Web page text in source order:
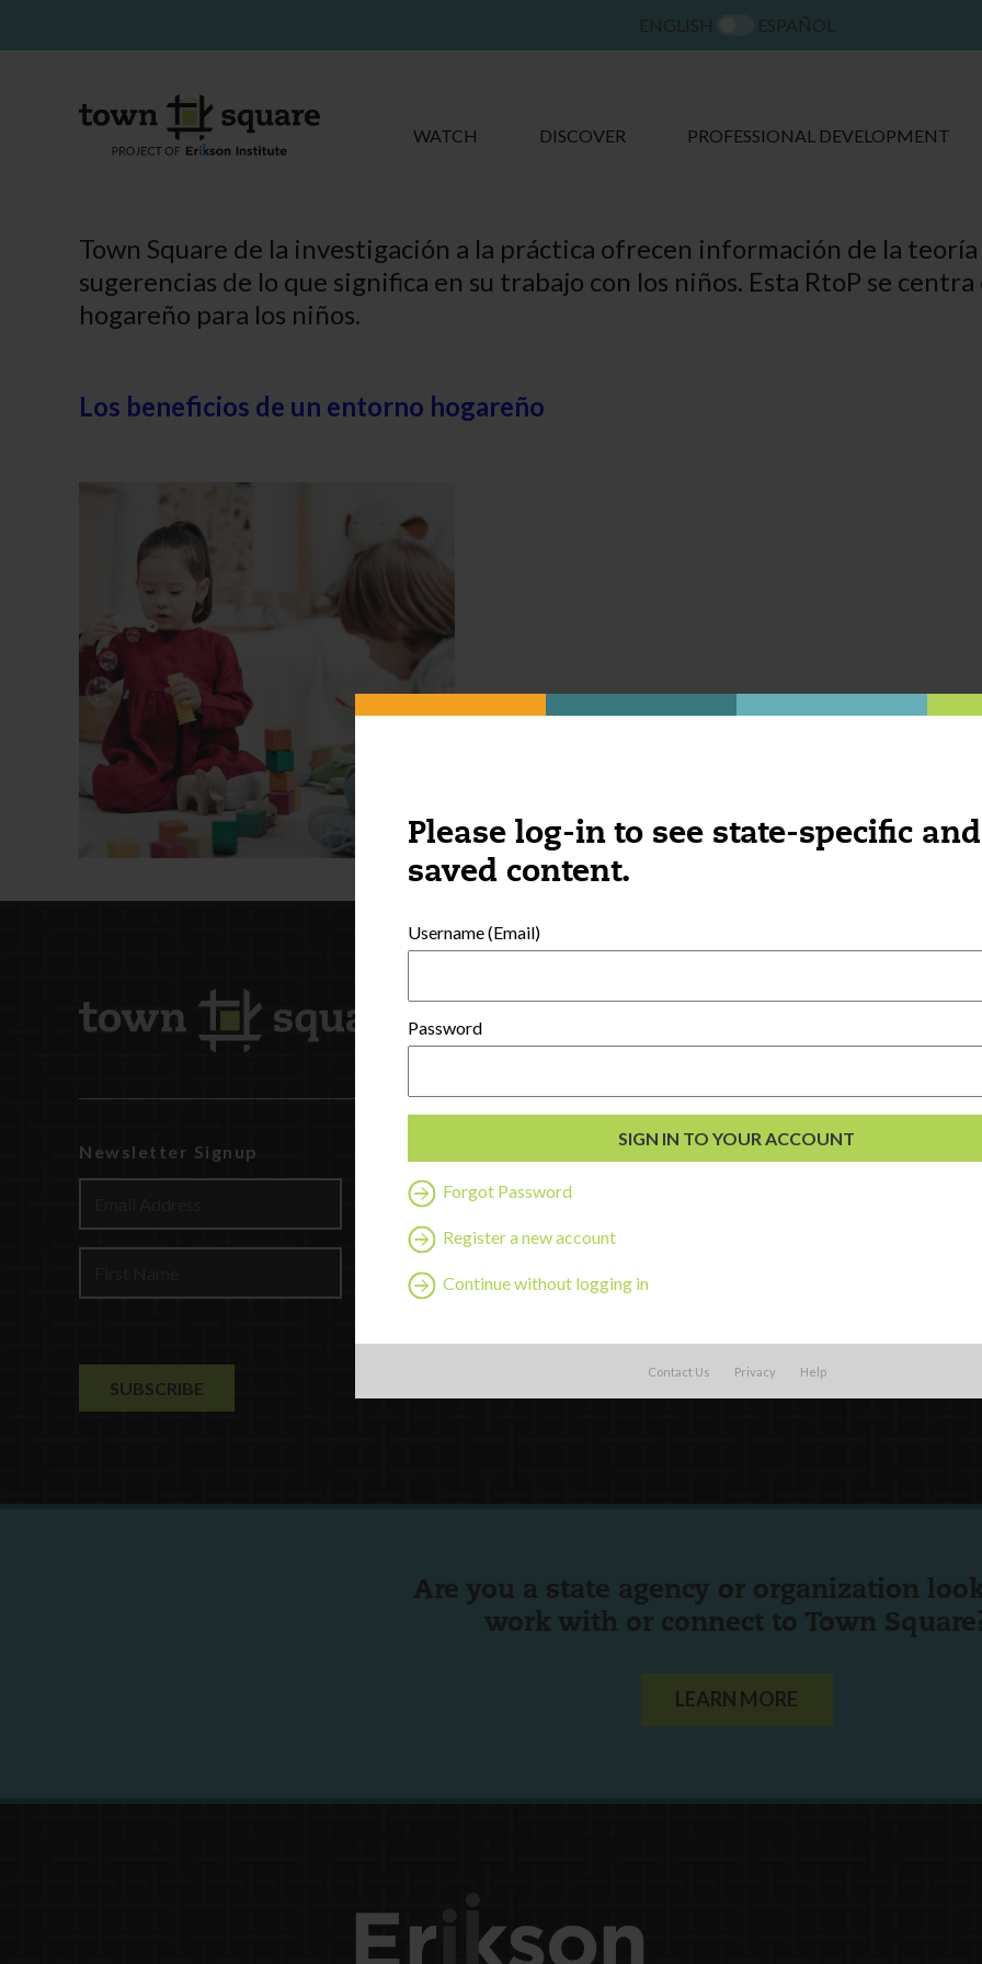
Please log-in to see state-specific and
saved content.
Username (Email)
Password
Forgot Password
Register a new account
Continue without logging in
Contact Us Privacy Help
WATCH DISCOVER PROFESSIONAL DEVELOPMENT
Town Square de la investigación a la práctica ofrecen información de la
sugerencias de lo que significa en su trabajo con los niños. Esta RtoP se
hogareño para los niños.
Los beneficios de un entorno hogareño
Newsletter Signup
Discover
Professional Development
Contact Us
External Resources
Are you a state agency or organization
work with or connect to Town
LEARN MORE